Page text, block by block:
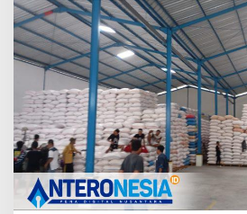
o
n
t
a
l
o
K
e
l
u
h
k
a